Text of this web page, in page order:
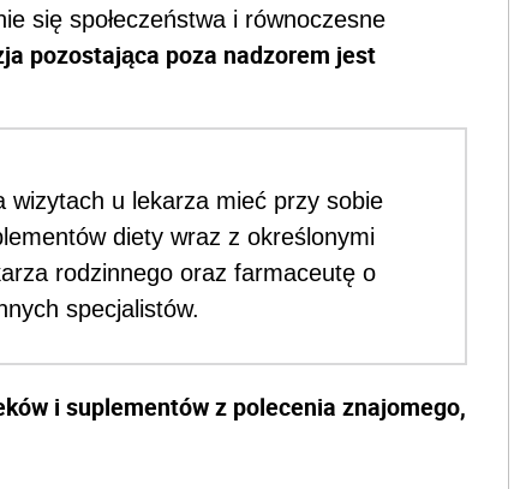
się społeczeństwa i równoczesne
pozostająca poza nadzorem jest
wizytach u lekarza mieć przy sobie
diety wraz z określonymi
rodzinnego oraz farmaceutę o
specjalistów.
i suplementów z polecenia znajomego,